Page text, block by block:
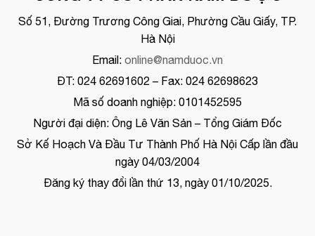
Số 51, Đường Trương Công Giai, Phường Cầu Giấy, TP.
Hà Nội
Email: online@namduoc.vn
ĐT: 024 62691602 – Fax: 024 62698623
Mã số doanh nghiệp: 0101452595
Người đại diện: Ông Lê Văn Sản – Tổng Giám Đốc
Sở Kế Hoạch Và Đầu Tư Thành Phố Hà Nội Cấp lần đầu
ngày 04/03/2004
Đăng ký thay đổi lần thứ 13, ngày 01/10/2025.